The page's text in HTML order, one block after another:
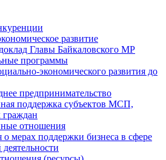
развитие
Главы Байкаловского МР
программы
экономического развития до
предпринимательство
поддержка субъектов МСП,
граждан
отношения
мерах поддержки бизнеса в сфере